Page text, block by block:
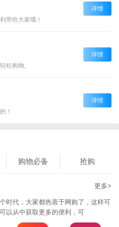
带给大家哦！
详情
松购物。
详情
！
详情
购物必备 抢购
更多>
时代，大家都热衷于网购了，这样可
以从中获取更多的便利，可